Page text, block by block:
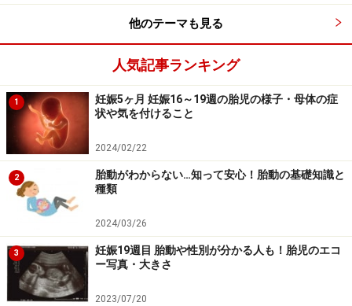
く、自分のぺースで眠ったり、起きたりを繰り返してい
るのです。夜、お母さんが眠っているにもかかわらず赤
初期は、眠っている時間（休止期）が長く、おなかの中
を漂っている状態です。週数が進むにつれ、起きている
時間（活動期）が長くなっていきます。ただし、起きて
いるといっても覚醒しているのではなく、レム睡眠（動
睡眠）と呼ばれる時間です。そして、30週ごろには、活
動期と休止期のサイクルがはっきり
る時間と、動かない時間、それぞれの持続時間がどんど
ん長くなってゆき、37週以降にはあまり変わらなくなり
ます。
他のテーマも見る
人気記事ランキング
1
妊娠5ヶ月 妊娠16～19週の胎児の様子・母体の症
状や気を付けること
2024/02/22
2
胎動がわからない…知って安心！胎動の基礎知識と
種類
2024/03/26
3
妊娠19週目 胎動や性別が分かる人も！胎児のエコ
ー写真・大きさ
2023/07/20